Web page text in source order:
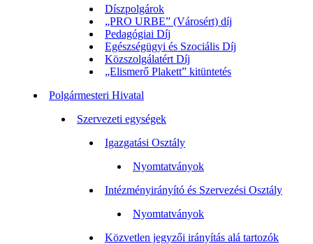
Díszpolgárok
„PRO URBE” (Városért) díj
Pedagógiai Díj
Egészségügyi és Szociális Díj
Közszolgálatért Díj
„Elismerő Plakett” kitüntetés
Polgármesteri Hivatal
Szervezeti egységek
Igazgatási Osztály
Nyomtatványok
Intézményirányító és Szervezési Osztály
Nyomtatványok
Közvetlen jegyzői irányítás alá tartozók